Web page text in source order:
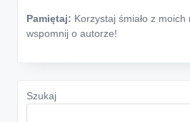
Pamiętaj: Korzystaj śmiało z moich
wspomnij o autorze!
Szukaj